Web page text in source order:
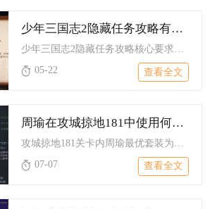
少年三国志2隐藏任务攻略有哪些要求
05-22
查看全文
周瑜在攻城掠地181中使用何种套装更胜一筹
07-07
查看全文